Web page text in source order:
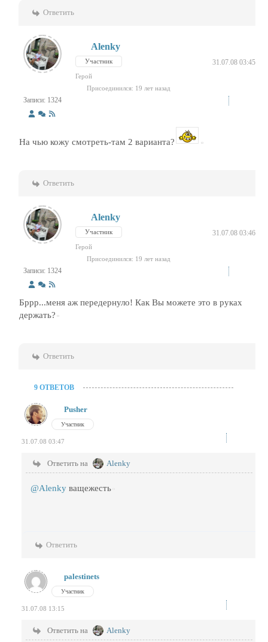
Ответить
Записи: 1324
Alenky
Участник 31.07.08 03:45
Герой
Присоединился: 19 лет назад
На чью кожу смотреть-там 2 варианта?
Ответить
Записи: 1324
Alenky
Участник 31.07.08 03:46
Герой
Присоединился: 19 лет назад
Бррр...меня аж передернуло! Как Вы можете это в руках
держать?
Ответить
9 ОТВЕТОВ
Pusher
Участник
31.07.08 03:47
Ответить на Alenky
@Alenky ващежесть
Ответить
palestinets
Участник
31.07.08 13:15
Ответить на Alenky